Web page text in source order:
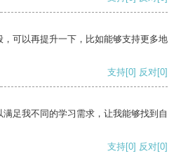
可以再提升一下，比如能够支持更多地
支持[0] 反对[0]
足我不同的学习需求，让我能够找到自
支持[0] 反对[0]